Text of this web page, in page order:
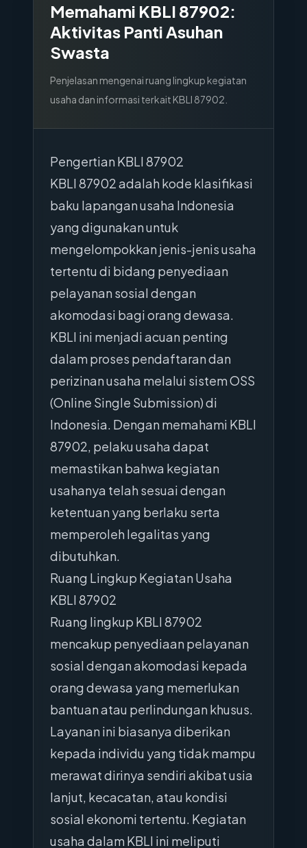
Memahami KBLI 87902:
Aktivitas Panti Asuhan
Swasta
Penjelasan mengenai ruang lingkup kegiatan
usaha dan informasi terkait KBLI 87902
Pengertian KBLI 87902
KBLI 87902 adalah kode klasifikasi
baku lapangan usaha Indonesia
yang digunakan untuk
mengelompokkan jenis-jenis usaha
tertentu di bidang penyediaan
pelayanan sosial dengan
akomodasi bagi orang dewasa.
KBLI ini menjadi acuan penting
dalam proses pendaftaran dan
perizinan usaha melalui sistem OSS
(Online Single Submission) di
Indonesia. Dengan memahami KBLI
87902, pelaku usaha dapat
memastikan bahwa kegiatan
usahanya telah sesuai dengan
ketentuan yang berlaku serta
memperoleh legalitas yang
dibutuhkan.
Ruang Lingkup Kegiatan Usaha
KBLI 87902
Ruang lingkup KBLI 87902
mencakup penyediaan pelayanan
sosial dengan akomodasi kepada
orang dewasa yang memerlukan
bantuan atau perlindungan khusus.
Layanan ini biasanya diberikan
kepada individu yang tidak mampu
merawat dirinya sendiri akibat usia
lanjut, kecacatan, atau kondisi
sosial ekonomi tertentu. Kegiatan
usaha dalam KBLI ini meliputi